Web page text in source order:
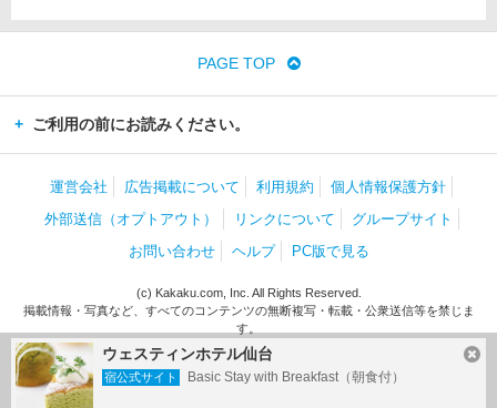
ウェスティンホテル仙台
宿公式サイト Basic Stay with Breakfast（朝食付）
PAGE TOP
ご利用の前にお読みください。
運営会社 広告掲載について 利用規約
個人情報保護方針
外部送信（オプトアウト）
リンクについて
グループサイト
お問い合わせ
ヘルプ PC版で見る
(c) Kakaku.com, Inc. All Rights Reserved.
掲載情報・写真など、すべてのコンテンツの無断複写・転載・公衆送信等を禁じま
す。